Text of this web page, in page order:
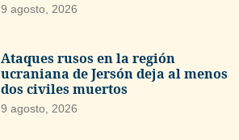
9 agosto, 2026
Ataques rusos en la región
ucraniana de Jersón deja al menos
dos civiles muertos
9 agosto, 2026